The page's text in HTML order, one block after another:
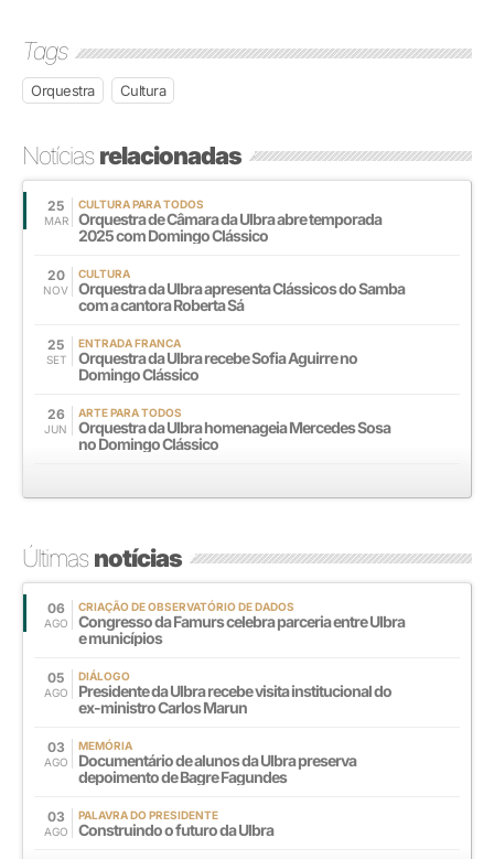
Tags
Orquestra Cultura
Notíciasrelacionadas
25
MAR
CULTURA PARA TODOS
Orquestra de Câmara da Ulbra abre temporada
2025 com Domingo Clássico
20
NOV
CULTURA
Orquestra da Ulbra apresenta Clássicos do Samba
com a cantora Roberta Sá
25
SET
ENTRADA FRANCA
Orquestra da Ulbra recebe Sofia Aguirre no
Domingo Clássico
26
JUN
ARTE PARA TODOS
Orquestra da Ulbra homenageia Mercedes Sosa
no Domingo Clássico
Últimasnotícias
06
AGO
CRIAÇÃO DE OBSERVATÓRIO DE DADOS
Congresso da Famurs celebra parceria entre Ulbra
e municípios
05
AGO
DIÁLOGO
Presidente da Ulbra recebe visita institucional do
ex-ministro Carlos Marun
03
AGO
MEMÓRIA
Documentário de alunos da Ulbra preserva
depoimento de Bagre Fagundes
03
AGO
PALAVRA DO PRESIDENTE
Construindo o futuro da Ulbra